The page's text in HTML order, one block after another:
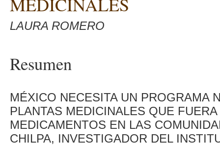
LAURA ROMERO
Resumen
MÉXICO NECESITA UN PROGRAMA
PLANTAS MEDICINALES QUE
MEDICAMENTOS EN LAS
CHILPA, INVESTIGADOR DEL